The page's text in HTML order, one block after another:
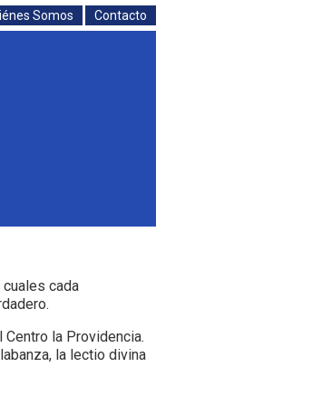
Somos Contacto
cada
la Providencia.
la lectio divina